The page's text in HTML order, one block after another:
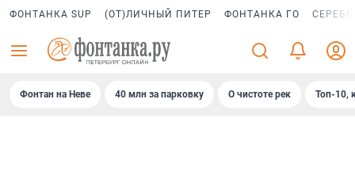
ФОНТАНКА SUP (ОТ)ЛИЧНЫЙ ПИТЕР ФОНТАНКА ГО
Фонтан на Неве 40 млн за парковку О чистоте рек Топ-10,